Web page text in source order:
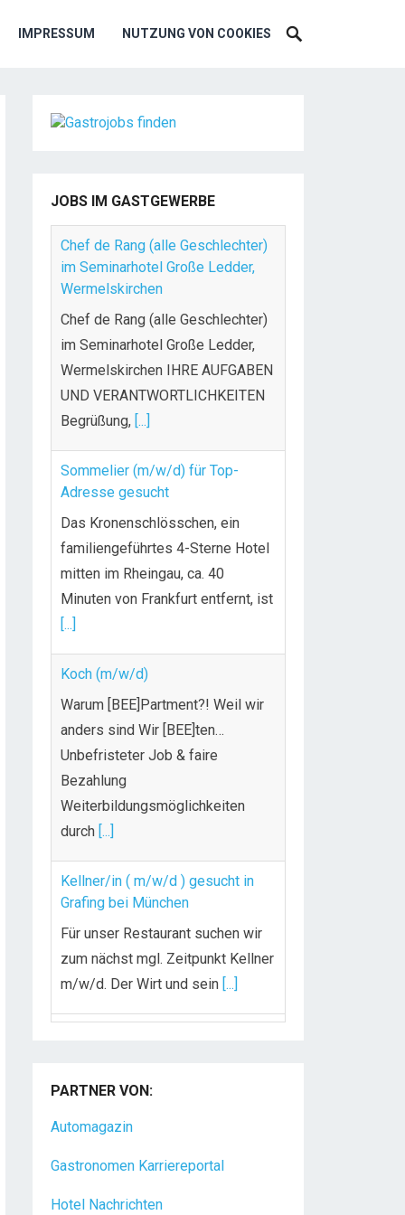
IMPRESSUM NUTZUNG VON COOKIES
JOBS IM GASTGEWERBE
Chef de Rang (alle Geschlechter)
im Seminarhotel Große Ledder,
Wermelskirchen
Chef de Rang (alle Geschlechter)
im Seminarhotel Große Ledder,
Wermelskirchen IHRE AUFGABEN
UND VERANTWORTLICHKEITEN
Begrüßung, [...]
Sommelier (m/w/d) für Top-
Adresse gesucht
Das Kronenschlösschen, ein
familiengeführtes 4-Sterne Hotel
mitten im Rheingau, ca. 40
Minuten von Frankfurt entfernt, ist
[...]
Koch (m/w/d)
Warum [BEE]Partment?! Weil wir
anders sind Wir [BEE]ten…
Unbefristeter Job & faire
Bezahlung
Weiterbildungsmöglichkeiten
durch [...]
Kellner/in ( m/w/d ) gesucht in
Grafing bei München
Für unser Restaurant suchen wir
zum nächst mgl. Zeitpunkt Kellner
m/w/d. Der Wirt und sein [...]
Dein Arbeitsplatz mit
(m/w/d) Du bist Gastgeber aus
Leidenschaft und liebst[...]
PARTNER VON:
Automagazin
Gastronomen Karriereportal
Hotel Nachrichten